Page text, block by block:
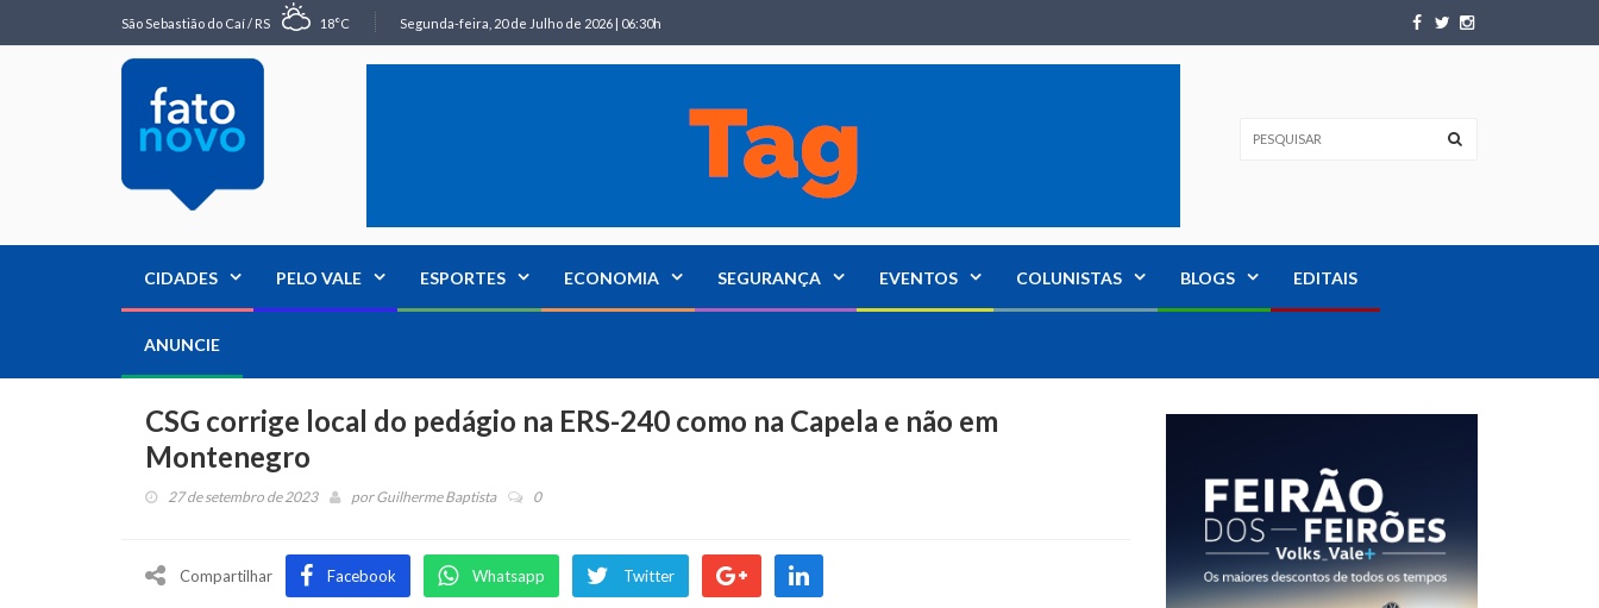
São Sebastião do Caí / RS 18°C Segunda-feira, 20 de Julho de 2026 | 06:30h
CIDADES PELO VALE ESPORTES ECONOMIA SEGURANÇA EVENTOS COLUNISTAS BLOGS EDITAIS
ANUNCIE
CSG corrige local do pedágio na ERS-240 como na Capela e não em
Montenegro
27 de setembro de 2023 porGuilherme Baptista 0
Compartilhar Facebook Whatsapp Twitter